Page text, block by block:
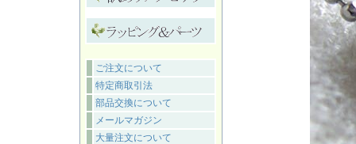
ご注文について
特定商取引法
部品交換について
メールマガジン
大量注文について